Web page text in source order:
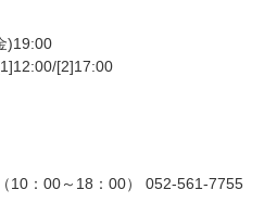
)19:00
[2]17:00
10：00～18：00） 052-561-7755